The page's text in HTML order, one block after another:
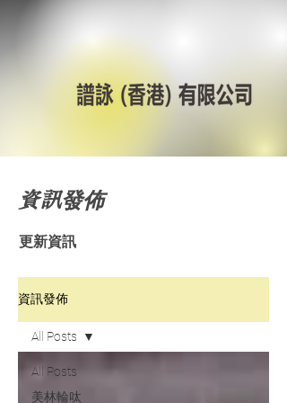
資訊發佈
更新資訊
資訊發佈
All Posts
美林輪呔
All Posts